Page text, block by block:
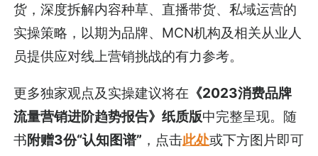
货，深度拆解内容种草、直播带货、私域运营的
实操策略，以期为品牌、MCN机构及相关从业人
员提供应对线上营销挑战的有力参考。
更多独家观点及实操建议将在 《2023消费品牌
流量营销进阶趋势报告》纸质版中完整呈现。随
书附赠3份“认知图谱” ，点击此处或下方图片即可